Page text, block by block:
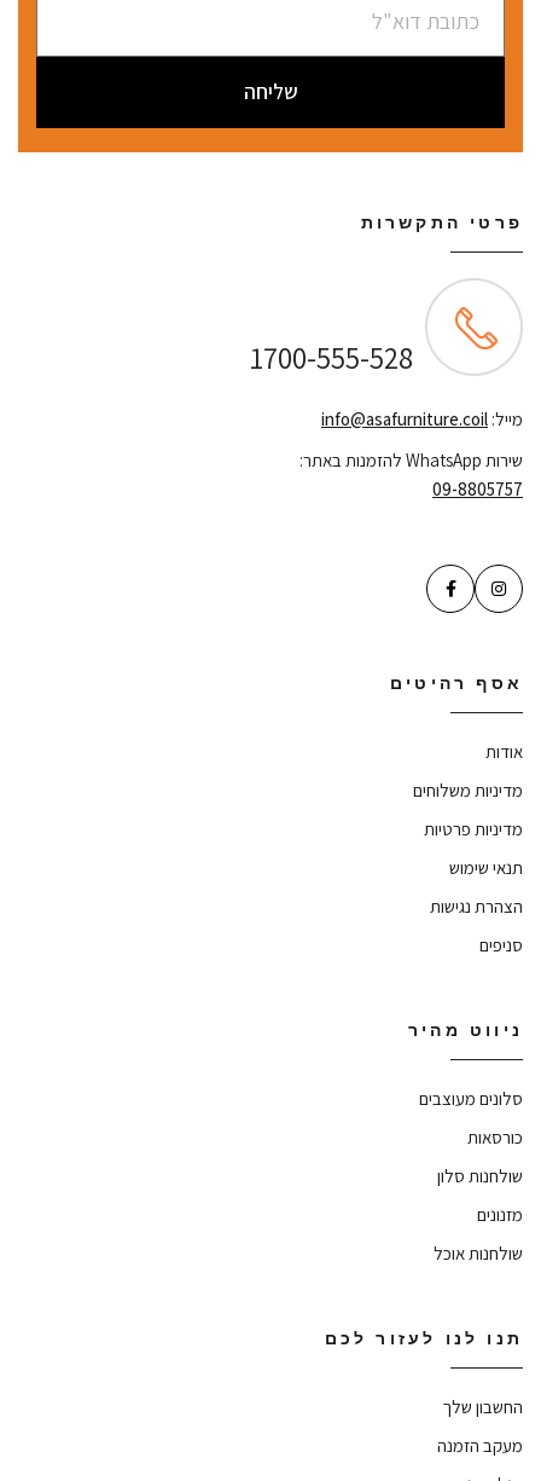
שליחה
פרטי התקשרות
1700-555-528
מייל: info@asafurniture.coil
שירות WhatsApp להזמנות באתר:
09-8805757
אסף רהיטים
אודות
מדיניות משלוחים
מדיניות פרטיות
תנאי שימוש
הצהרת נגישות
סניפים
ניווט מהיר
סלונים מעוצבים
כורסאות
שולחנות סלון
מזנונים
שולחנות אוכל
תנו לנו לעזור לכם
החשבון שלך
מעקב הזמנה